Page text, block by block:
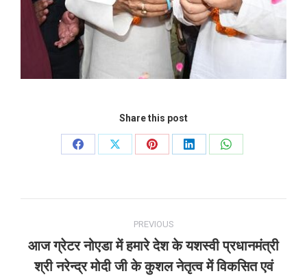
Share this post
Share
Share
Share
Share
Share
navigation
PREVIOUS
आज ग्रेटर नोएडा में हमारे देश के यशस्वी प्रधानमंत्री
श्री नरेन्द्र मोदी जी के कुशल नेतृत्व में विकसित एवं